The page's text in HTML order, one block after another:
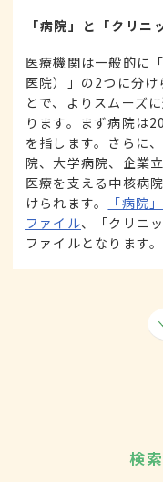
「病院」と「クリ
医療機関は一般的に
医院）」の2つに分
とで、よりスムーズ
ります。まず病院は
を指します。さらに
院、大学病院、企業
医療を支える中核病
けられます。
「病院
ファイル、「クリニ
ファイルとなります。
検